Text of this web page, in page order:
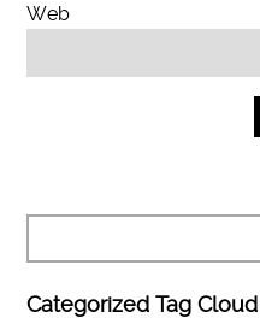
Web
Categorized Tag Cloud